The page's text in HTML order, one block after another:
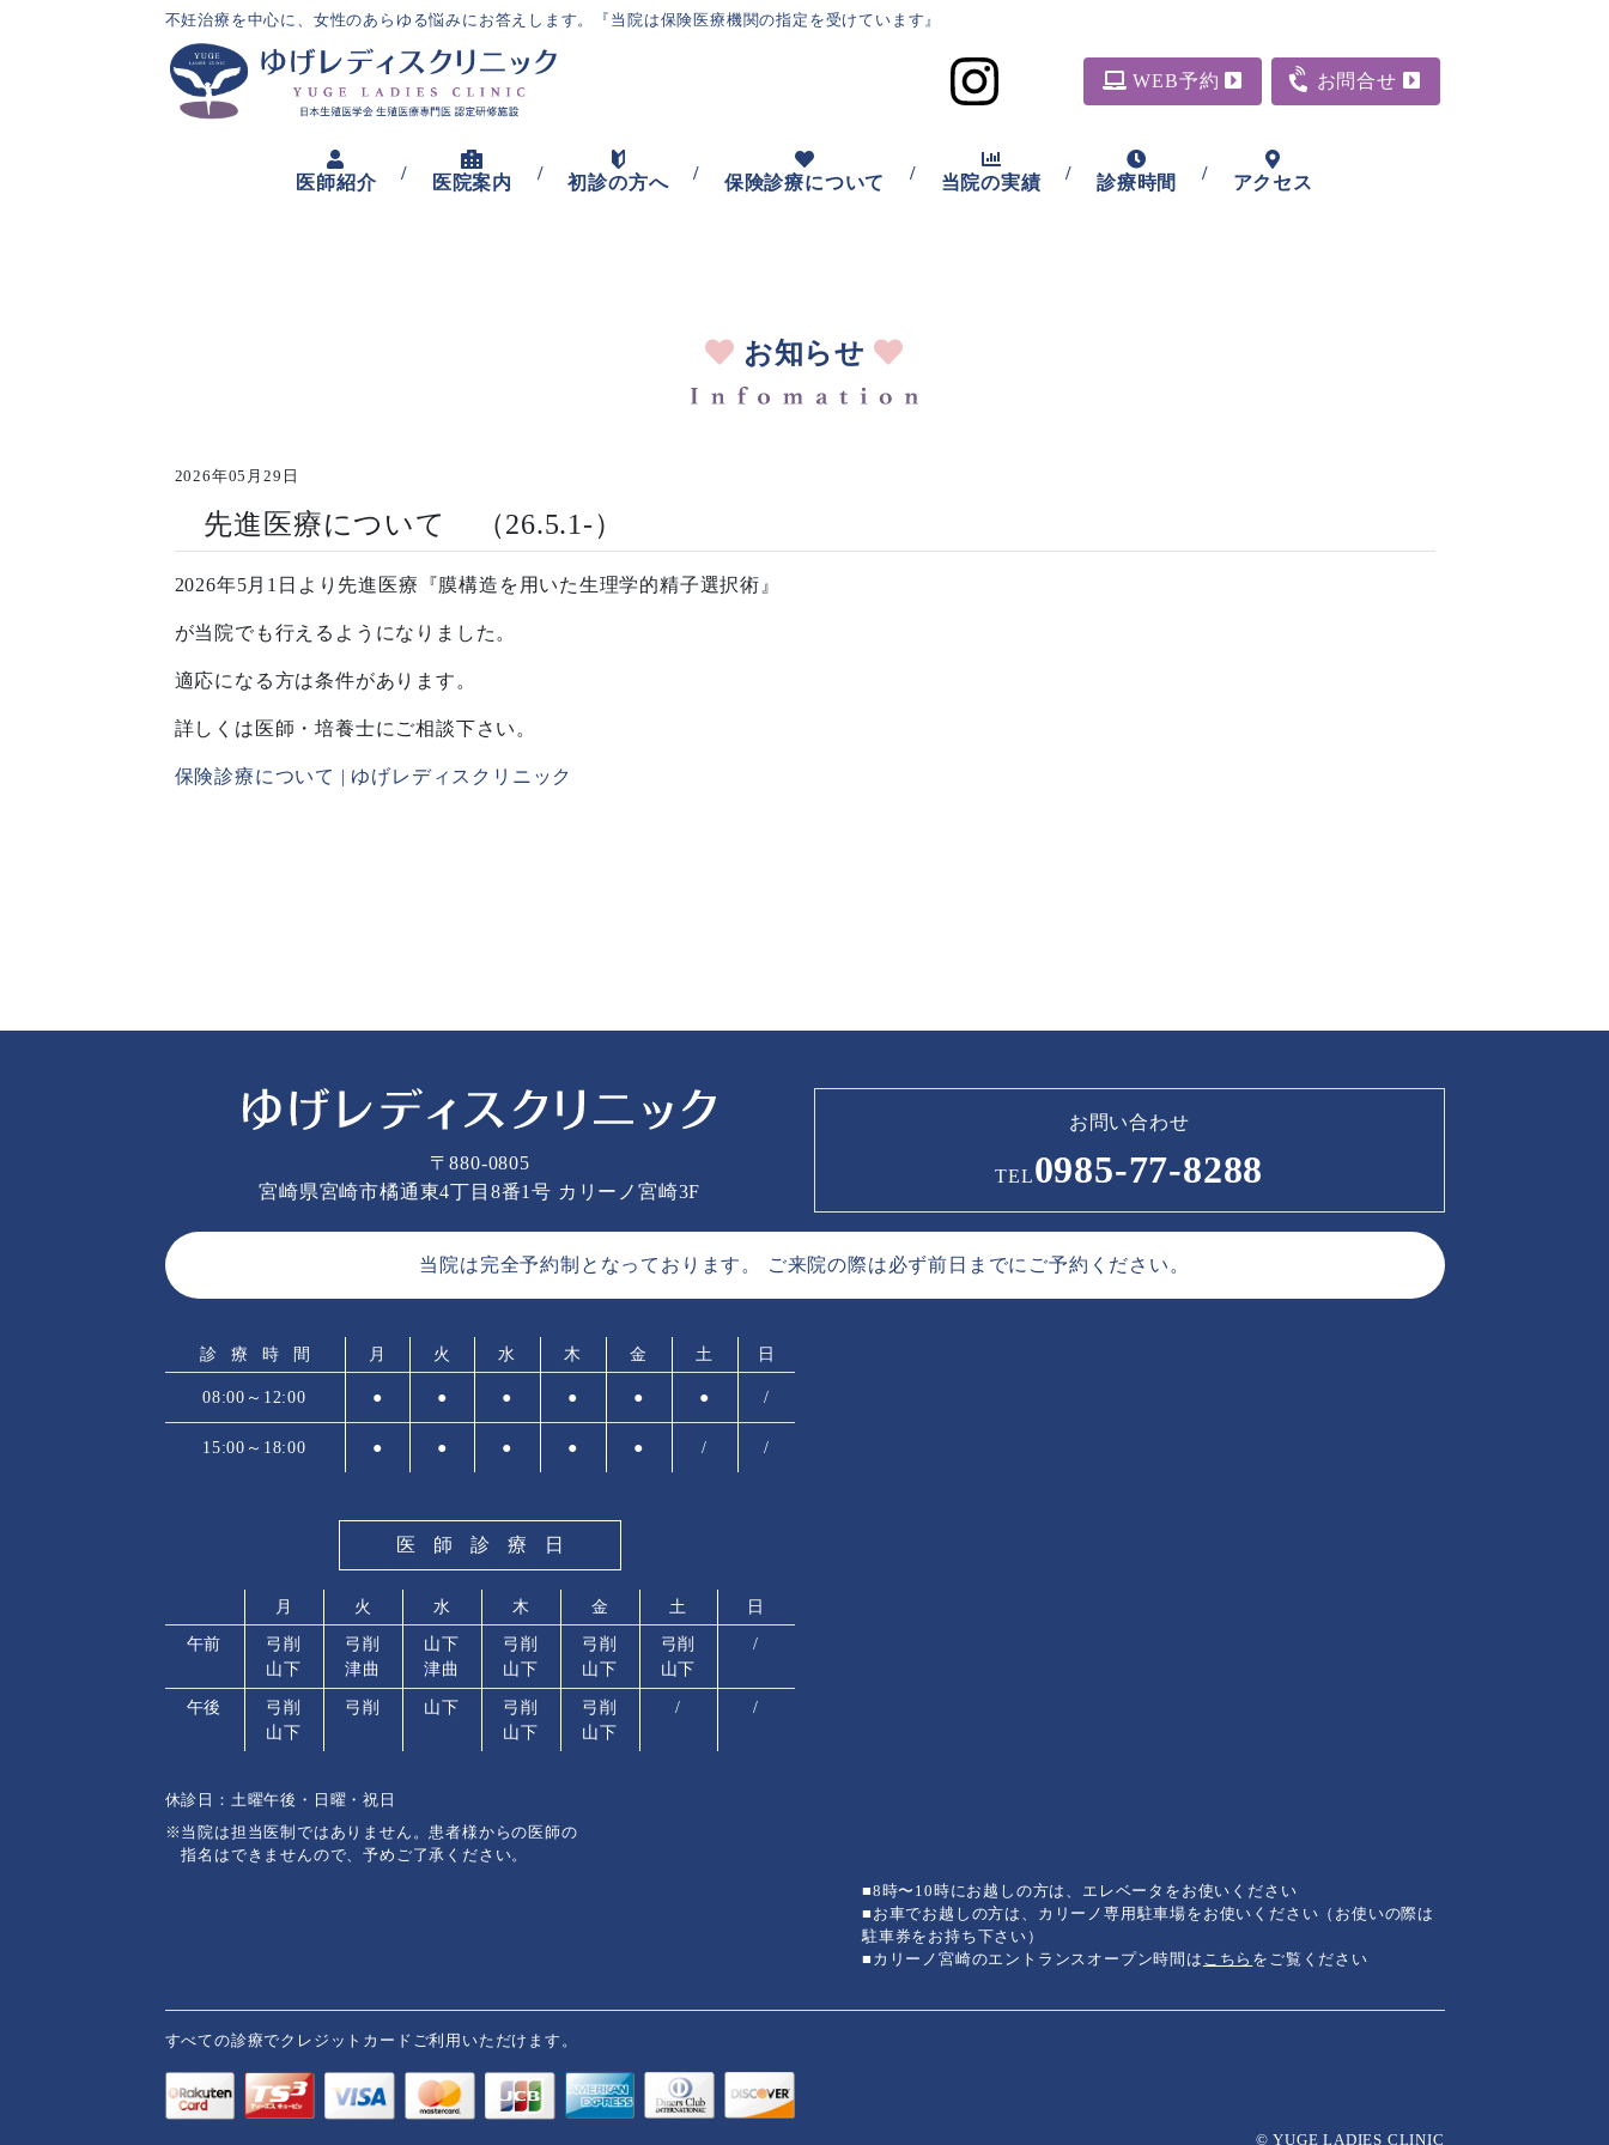
不妊治療を中心に、女性のあらゆる悩みにお答えします。 『当院は保険医療機関の指定を受けています』
WEB予約 お問合せ
医師紹介 / 医院案内 / 初診の方へ / 保険診療について / 当院の実績 / 診療時間 / アクセス
お知らせ
2026年05月29日
先進医療について （26.5.1-）
2026年5月1日より先進医療『膜構造を用いた生理学的精子選択術』
が当院でも行えるようになりました。
適応になる方は条件があります。
詳しくは医師・培養士にご相談下さい。
保険診療について | ゆげレディスクリニック
〒880-0805
宮崎県宮崎市橘通東4丁目8番1号 カリーノ宮崎3F
お問い合わせ
TEL0985-77-8288
当院は完全予約制と なっております。 ご来院の際は必ず前日までに ご予約ください。
診療時間 月 火 水 木 金 土 日
08:00～12:00 ● ● ● ● ● ● /
15:00～18:00 ● ● ● ● ● / /
医師診療日
月 火 水 木 金 土 日
午前
弓削
山下
弓削
津曲
山下
津曲
弓削
山下
弓削
山下
弓削
山下
/
午後
弓削
山下
弓削 山下
弓削
山下
弓削
山下
/ /
休診日：土曜午後・日曜・祝日
※当院は担当医制ではありません。患者様からの医師の
指名はできませんので、予めご了承ください。
■8時〜10時にお越しの方は、エレベータをお使いください
■お車でお越しの方は、カリーノ専用駐車場をお使いください（お使いの際は
駐車券をお持ち下さい）
■カリーノ宮崎のエントランスオープン時間は こちら をご覧ください
すべての診療でクレジットカードご利用いただけます。
© YUGE LADIES CLINIC